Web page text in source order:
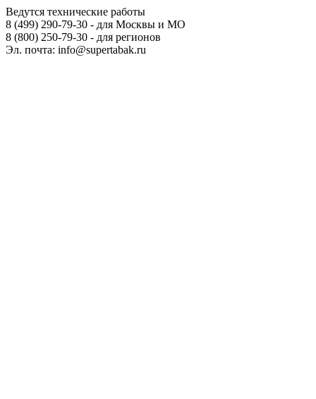
Ведутся технические работы
8 (499) 290-79-30 - для Москвы и МО
8 (800) 250-79-30 - для регионов
Эл. почта: info@supertabak.ru